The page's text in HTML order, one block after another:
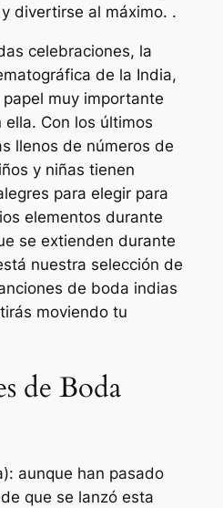
divertirse al máximo. .
celebraciones, la
de la India,
muy importante
Con los últimos
llenos de números de
y niñas tienen
para elegir para
elementos durante
se extienden durante
nuestra selección de
de boda indias
moviendo tu
de Boda
aunque han pasado
que se lanzó esta